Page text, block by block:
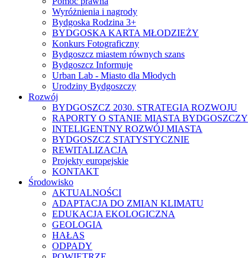
Wyróżnienia i nagrody
Bydgoska Rodzina 3+
BYDGOSKA KARTA MŁODZIEŻY
Konkurs Fotograficzny
Bydgoszcz miastem równych szans
Bydgoszcz Informuje
Urban Lab - Miasto dla Młodych
Urodziny Bydgoszczy
Rozwój
BYDGOSZCZ 2030. STRATEGIA ROZWOJU
RAPORTY O STANIE MIASTA BYDGOSZCZY
INTELIGENTNY ROZWÓJ MIASTA
BYDGOSZCZ STATYSTYCZNIE
REWITALIZACJA
Projekty europejskie
KONTAKT
Środowisko
AKTUALNOŚCI
ADAPTACJA DO ZMIAN KLIMATU
EDUKACJA EKOLOGICZNA
GEOLOGIA
HAŁAS
ODPADY